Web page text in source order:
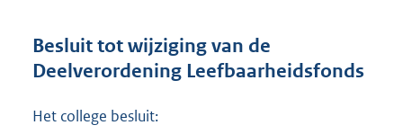
r
o
Besluit tot wijziging van de
Deelverordening Leefbaarheidsfonds
Het college besluit: